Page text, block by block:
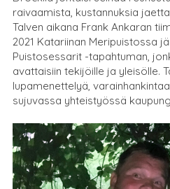
raivaamista, kustannuksia
Talven aikana Frank Ankaran
2021 Katariinan Meripuistossa
Puistosessarit -tapahtuman,
avattaisiin tekijöille ja yleisölle.
lupamenettelyä,
sujuvassa yhteistyössä